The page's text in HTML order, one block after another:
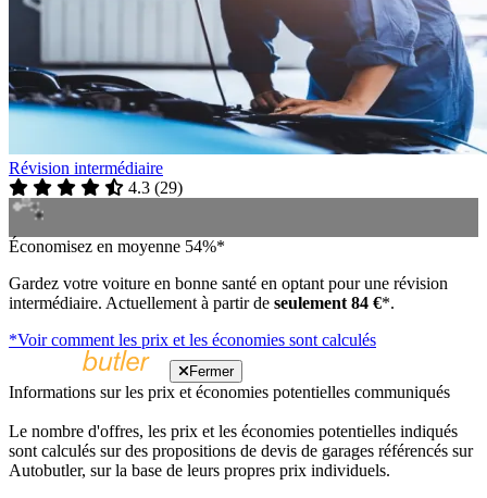
Révision intermédiaire
4.3 (29)
Économisez en moyenne 54%*
Gardez votre voiture en bonne santé en optant pour une révision
intermédiaire. Actuellement à partir de seulement 84 €*.
*Voir comment les prix et les économies sont calculés
Fermer
Informations sur les prix et économies potentielles communiqués
Le nombre d'offres, les prix et les économies potentielles indiqués
sont calculés sur des propositions de devis de garages référencés sur
Autobutler, sur la base de leurs propres prix individuels.